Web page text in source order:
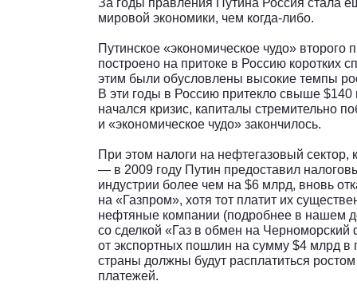
мировой экономики, чем когда-либо.
Путинское «экономическое чудо» второго
построено на притоке в Россию коротких
этим были обусловлены высокие темпы
В эти годы в Россию притекло свыше
начался кризис, капиталы стремительно
и «экономическое чудо» закончилось.
При этом налоги на нефтегазовый сектор,
— в 2009 году Путин предоставил
индустрии более чем на $6 млрд, вновь
на «Газпром», хотя тот платит их
нефтяные компании (подробнее в нашем
со сделкой «Газ в обмен на
от экспортных пошлин на сумму $4 млрд в
страны должны будут расплатиться
платежей.